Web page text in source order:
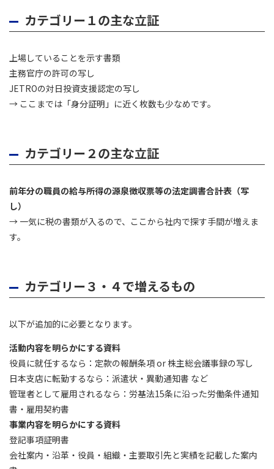
カテゴリー１の主な立証
上場していることを示す書類
主務官庁の許可の写し
JETROの対日投資支援認定の写し
→ ここまでは「身分証明」に近く枚数も少なめです。
カテゴリー２の主な立証
前年分の職員の給与所得の源泉徴収票等の法定調書合計表（写
し）
→ 一気に税の書類が入るので、ここから社内で探す手間が増えま
す。
カテゴリー３・４で増えるもの
以下が追加的に必要となります。
活動内容を明らかにする資料
役員に就任するなら：定款の報酬条項 or 株主総会議事録の写し
日本支店に転勤するなら：派遣状・異動通知書 など
管理者として雇用されるなら：労基法15条に沿った労働条件通知
書・雇用契約書
事業内容を明らかにする資料
登記事項証明書
会社案内・沿革・役員・組織・主要取引先と実績を記載した案内